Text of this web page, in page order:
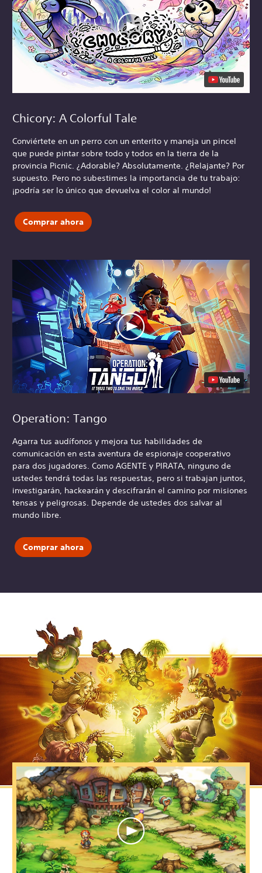
Chicory: A Colorful Tale
Conviértete en un perro con un enterito y maneja un pincel
que puede pintar sobre todo y todos en la tierra de la
provincia Picnic. ¿Adorable? Absolutamente. ¿Relajante? Por
supuesto. Pero no subestimes la importancia de tu trabajo:
¡podría ser lo único que devuelva el color al mundo!
Comprar ahora
Operation: Tango
Agarra tus audífonos y mejora tus habilidades de
comunicación en esta aventura de espionaje cooperativo
para dos jugadores. Como AGENTE y PIRATA, ninguno de
ustedes tendrá todas las respuestas, pero si trabajan juntos,
investigarán, hackearán y descifrarán el camino por misiones
tensas y peligrosas. Depende de ustedes dos salvar al
mundo libre.
Comprar ahora